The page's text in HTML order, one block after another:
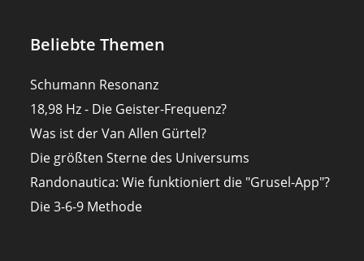
Beliebte Themen
Schumann Resonanz
18,98 Hz - Die Geister-Frequenz?
Was ist der Van Allen Gürtel?
Die größten Sterne des Universums
Randonautica: Wie funktioniert die "Grusel-App"?
Die 3-6-9 Methode